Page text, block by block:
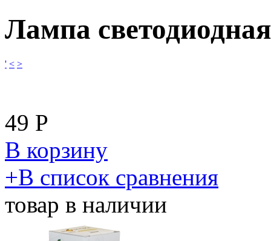
Лампа
' < >
49 Р
В корзину
​+В список сравнения
товар в наличии